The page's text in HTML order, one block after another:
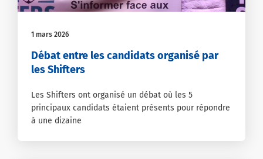
1 mars 2026
Débat entre les candidats organisé par
les Shifters
Les Shifters ont organisé un débat où les 5
principaux candidats étaient présents pour répondre
à une dizaine